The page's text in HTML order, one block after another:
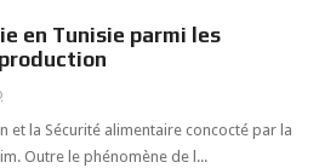
en Tunisie parmi les
et la Sécurité alimentaire concocté par la
Outre le phénomène de l...